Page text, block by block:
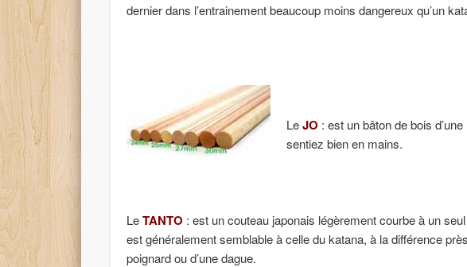
dernier dans l’entrainement beaucoup moins dangereux qu’un
LeJO : est un bâton de bois
sentiez bien en mains.
LeTANTO : est un couteau japonais légèrement courbe à un
est généralement semblable à celle du katana, à la différence
poignard ou d’une dague.